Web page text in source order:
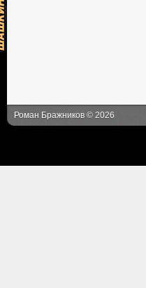
Роман Бражников © 2026